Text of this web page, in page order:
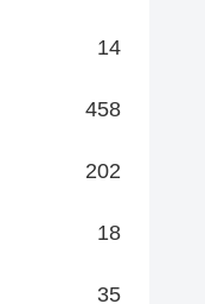
14
458
202
18
35